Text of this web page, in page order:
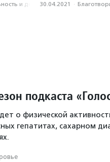
и доброволь­чест­во
30.04.2021 ·
подкаста
о физической
гепатитах, сахарном